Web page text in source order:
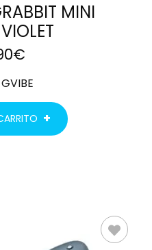
MINI
€
GVIBE